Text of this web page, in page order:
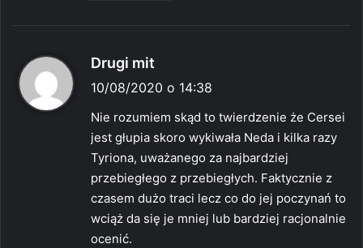
Drugi mit
i
z
e
:
10/08/2020 o 14:38
Nie rozumiem skąd to twierdzenie że Cersei
jest głupia skoro wykiwała Neda i kilka razy
Tyriona, uważanego za najbardziej
przebiegłego z przebiegłych. Faktycznie z
czasem dużo traci lecz co do jej poczynań to
wciąż da się je mniej lub bardziej racjonalnie
ocenić.